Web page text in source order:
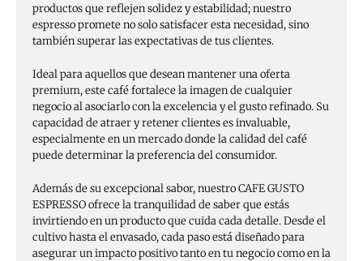
productos que reflejen solidez y estabilidad; nuestro
espresso promete no solo satisfacer esta necesidad, sino
también superar las expectativas de tus clientes.
Ideal para aquellos que desean mantener una oferta
premium, este café fortalece la imagen de cualquier
negocio al asociarlo con la excelencia y el gusto refinado. Su
capacidad de atraer y retener clientes es invaluable,
especialmente en un mercado donde la calidad del café
puede determinar la preferencia del consumidor.
Además de su excepcional sabor, nuestro CAFE GUSTO
ESPRESSO ofrece la tranquilidad de saber que estás
invirtiendo en un producto que cuida cada detalle. Desde el
cultivo hasta el envasado, cada paso está diseñado para
asegurar un impacto positivo tanto en tu negocio como en la